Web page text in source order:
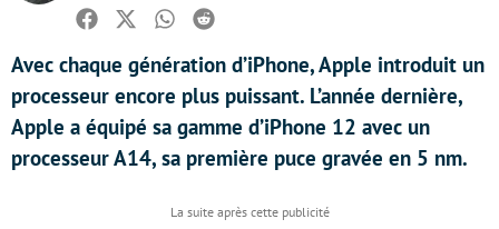
Facebook
TwitterWhatsapp
Reddit
Avec chaque génération d’iPhone, Apple introduit un
processeur encore plus puissant. L’année dernière,
Apple a équipé sa gamme d’iPhone 12 avec un
processeur A14, sa première puce gravée en 5 nm.